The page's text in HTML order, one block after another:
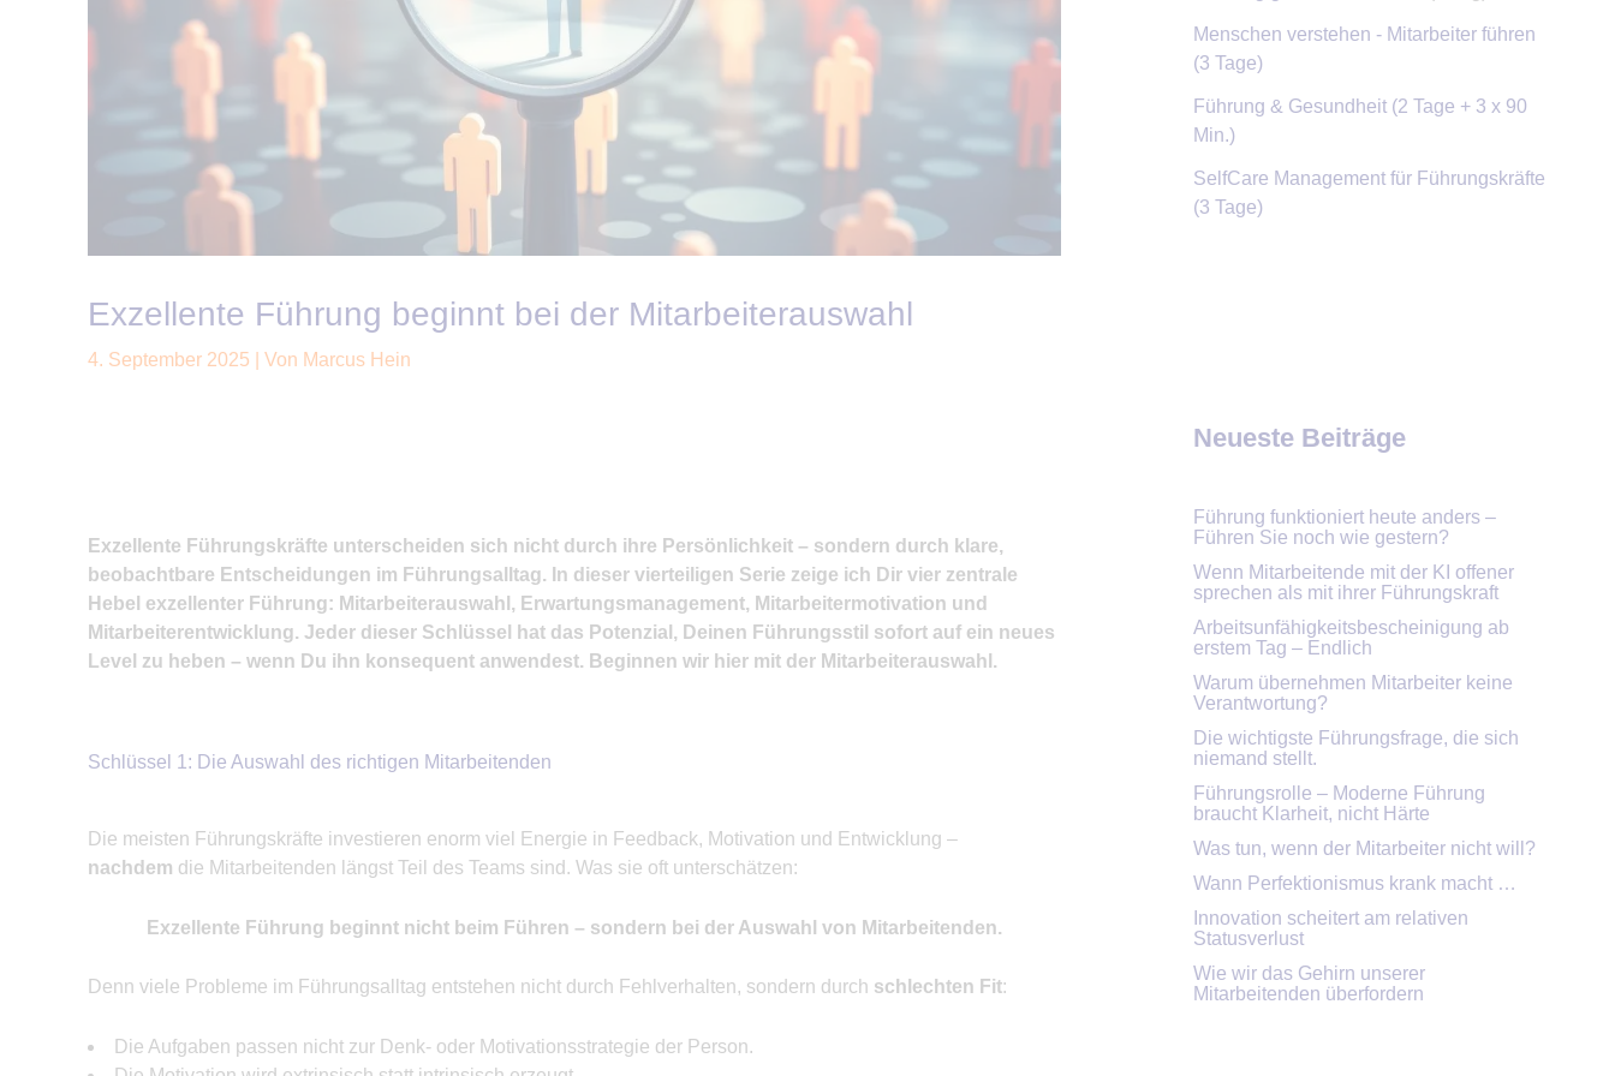
Exzellente Führung beginnt bei der Mitarbeiterauswahl
4. September 2025 | Von Marcus Hein
Exzellente Führungskräfte unterscheiden sich nicht durch ihre Persönlichkeit – sondern durch klare,
beobachtbare Entscheidungen im Führungsalltag. In dieser vierteiligen Serie zeige ich Dir vier zentrale
Hebel exzellenter Führung: Mitarbeiterauswahl, Erwartungsmanagement, Mitarbeitermotivation und
Mitarbeiterentwicklung. Jeder dieser Schlüssel hat das Potenzial, Deinen Führungsstil sofort auf ein neues
Level zu heben – wenn Du ihn konsequent anwendest. Beginnen wir hier mit der Mitarbeiterauswahl.
Schlüssel 1: Die Auswahl des richtigen Mitarbeitenden
Die meisten Führungskräfte investieren enorm viel Energie in Feedback, Motivation und Entwicklung –
nachdem die Mitarbeitenden längst Teil des Teams sind. Was sie oft unterschätzen:
Exzellente Führung beginnt nicht beim Führen – sondern bei der Auswahl von Mitarbeitenden.
Denn viele Probleme im Führungsalltag entstehen nicht durch Fehlverhalten, sondern durch schlechten Fit:
Die Aufgaben passen nicht zur Denk- oder Motivationsstrategie der Person.
Menschen verstehen - Mitarbeiter führen
(3 Tage)
Führung & Gesundheit(2 Tage + 3 x 90
Min.)
SelfCare Management für Führungskräfte
(3 Tage)
Neueste Beiträge
Führung funktioniert heute anders –
Führen Sie noch wie gestern?
Wenn Mitarbeitende mit der KI offener
sprechen als mit ihrer Führungskraft
Arbeitsunfähigkeitsbescheinigung ab
erstem Tag – Endlich
Warum übernehmen Mitarbeiter keine
Verantwortung?
Die wichtigste Führungsfrage, die sich
niemand stellt.
Führungsrolle – Moderne Führung
braucht Klarheit, nicht Härte
Was tun, wenn der Mitarbeiter nicht will?
Wann Perfektionismus krank macht …
Innovation scheitert am relativen
Statusverlust
Wie wir das Gehirn unserer
Mitarbeitenden überfordern